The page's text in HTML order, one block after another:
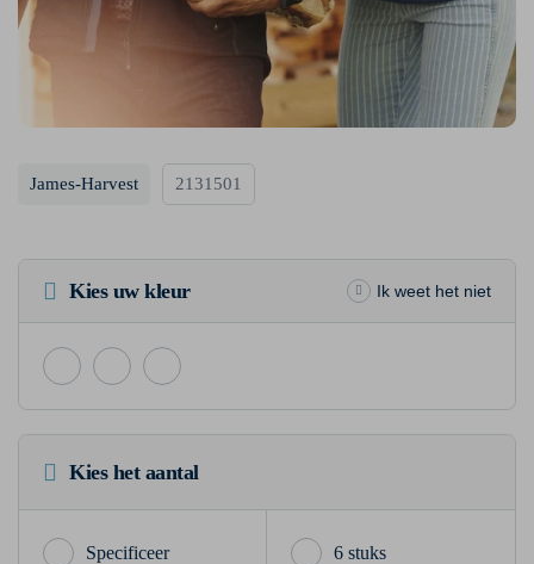
James-Harvest 2131501
Kies uw kleur Ik weet het niet
Kies het aantal
6 stuks